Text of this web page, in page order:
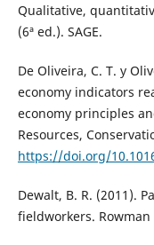
Qualitative,
(6ª ed.). SAGE.
De Oliveira, C. T. y
economy indicators
economy principles
Resources,
https://doi.org/
Dewalt, B. R. (2011).
fieldworkers.